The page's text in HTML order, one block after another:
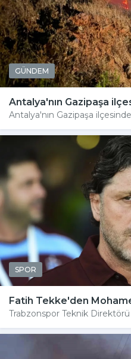
GÜNDEM
Antalya'nın Gazipaşa
Antalya'nın Gazipaşa
SPOR
Fatih Tekke'den
Trabzonspor Teknik Direktörü